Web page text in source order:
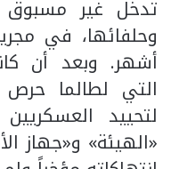
تدخل غير مسبوق
وحلفائها، في
أشهر. وبعد أن
التي لطالما حرص
لتحييد
«الهيئة» و«جهاز